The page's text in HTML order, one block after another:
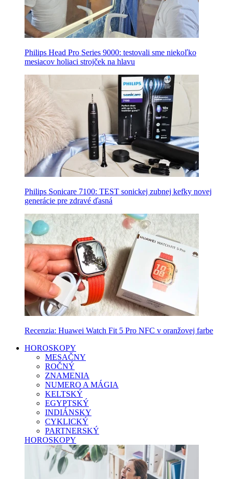
Philips Head Pro Series 9000: testovali sme niekoľko
mesiacov holiaci strojček na hlavu
Philips Sonicare 7100: TEST sonickej zubnej kefky novej
generácie pre zdravé ďasná
Recenzia: Huawei Watch Fit 5 Pro NFC v oranžovej farbe
HOROSKOPY
MESAČNY
ROČNÝ
ZNAMENIA
NUMERO A MÁGIA
KELTSKÝ
EGYPTSKÝ
INDIÁNSKY
CYKLICKÝ
PARTNERSKÝ
HOROSKOPY